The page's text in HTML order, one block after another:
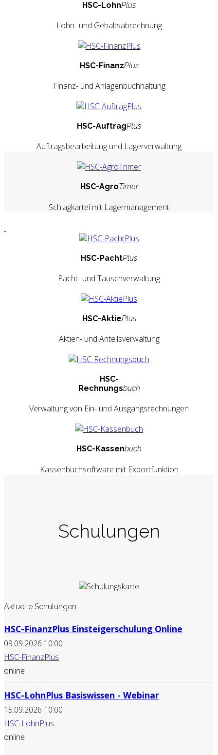
HSC-LohnPlus
Lohn- und Gehaltsabrechnung
HSC-FinanzPlus
Finanz- und Anlagenbuchhaltung
HSC-AuftragPlus
Auftragsbearbeitung und Lagerverwaltung
HSC-AgroTimer
Schlagkartei mit Lagermanagement
HSC-PachtPlus
Pacht- und Tauschverwaltung
HSC-AktiePlus
Aktien- und Anteilsverwaltung
HSC-
Rechnungsbuch
Verwaltung von Ein- und Ausgangsrechnungen
HSC-Kassenbuch
Kassenbuchsoftware mit Exportfunktion
Schulungen
Aktuelle Schulungen
HSC-FinanzPlus Einsteigerschulung Online
09.09.2026 10:00
HSC-FinanzPlus
online
HSC-LohnPlus Basiswissen - Webinar
15.09.2026 10:00
HSC-LohnPlus
online